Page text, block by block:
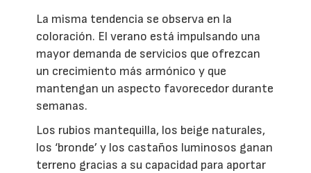
La misma tendencia se observa en la
coloración. El verano está impulsando una
mayor demanda de servicios que ofrezcan
un crecimiento más armónico y que
mantengan un aspecto favorecedor durante
semanas.
Los rubios mantequilla, los beige naturales,
los ‘bronde’ y los castaños luminosos ganan
terreno gracias a su capacidad para aportar